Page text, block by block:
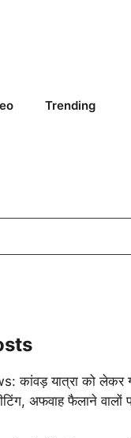
Trending
कांवड़ यात्रा को लेकर
अफवाह फैलाने वालों